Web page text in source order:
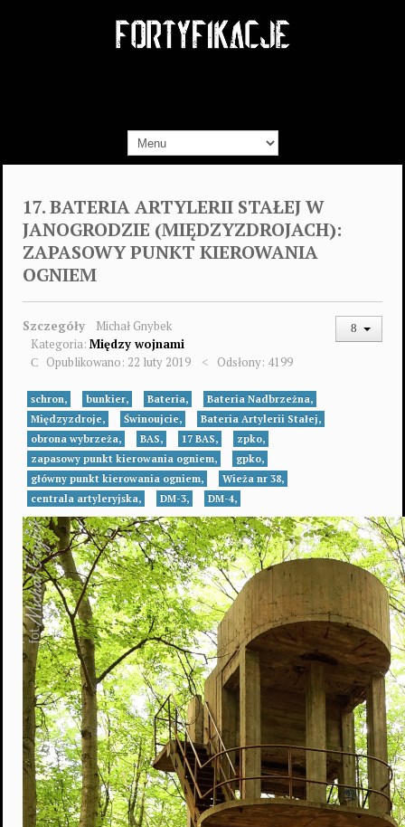
17. BATERIA ARTYLERII STAŁEJ W
JANOGRODZIE (MIĘDZYZDROJACH):
ZAPASOWY PUNKT KIEROWANIA
OGNIEM
Szczegóły
Michał Gnybek
Kategoria: Między wojnami
Opublikowano: 22 luty 2019
Odsłony: 4199
schron, bunkier, Bateria,
Bateria Nadbrzeżna,
Międzyzdroje,
Świnoujcie,
Bateria Artylerii Stałej,
obrona wybrzeża,
BAS, 17 BAS,
zpko,
zapasowy punkt kierowania ogniem,
gpko,
główny punkt kierowania ogniem,
Wieża nr 38,
centrala artyleryjska,
DM-3, DM-4,